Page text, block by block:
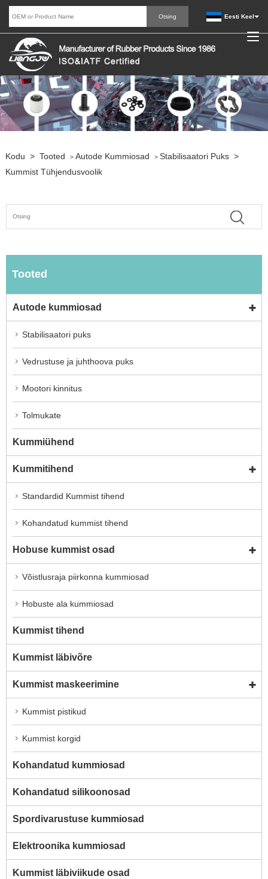
Eesti Keel
Kodu > Tooted > Autode Kummiosad > Stabilisaatori Puks >
Kummist Tühjendusvoolik
Tooted
Autode kummiosad
Stabilisaatori puks
Vedrustuse ja juhthoova puks
Mootori kinnitus
Tolmukate
Kummiühend
Kummitihend
Standardid Kummist tihend
Kohandatud kummist tihend
Hobuse kummist osad
Võistlusraja piirkonna kummiosad
Hobuste ala kummiosad
Kummist tihend
Kummist läbivõre
Kummist maskeerimine
Kummist pistikud
Kummist korgid
Kohandatud kummiosad
Kohandatud silikoonosad
Spordivarustuse kummiosad
Elektroonika kummiosad
Kummist läbiviikude osad